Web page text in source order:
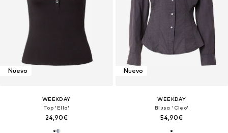
Nuevo
WEEKDAY
Top 'Ella'
24,90€
Nuevo
WEEKDAY
Blusa 'Cleo'
54,90€